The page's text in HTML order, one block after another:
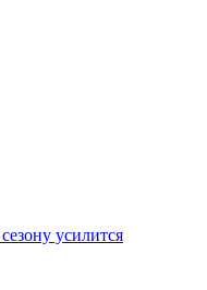
усилится